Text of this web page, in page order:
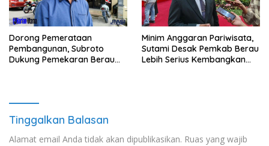
Dorong Pemerataan
Pembangunan, Subroto
Dukung Pemekaran Berau
Minim Anggaran Pariwisata,
Sutami Desak Pemkab Berau
Lebih Serius Kembangkan
Tinggalkan Balasan
Alamat email Anda tidak akan dipublikasikan. Ruas yang wajib